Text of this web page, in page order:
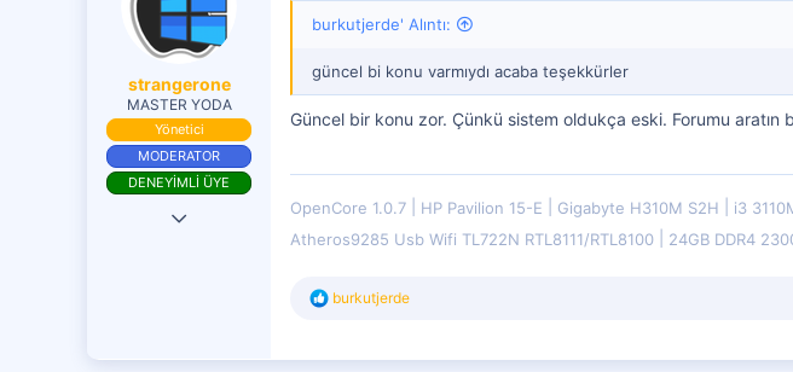
strangerone
MASTER YODA
Yönetici
MODERATOR
DENEYİMLİ ÜYE
9 Haz 2017
burkutjerde' Alıntı:
güncel bi konu varmıydı acaba teşekkürler
Güncel bir konu zor. Çünkü sistem oldukça eski. Forumu aratın
OpenCore 1.0.7 HP Pavilion 15-E Gigabyte H310M S2H i3
Atheros9285 Usb Wifi TL722N RTL8111/RTL8100
24GB DDR4
T
burkutjerde